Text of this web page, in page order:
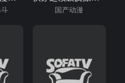
国产动漫